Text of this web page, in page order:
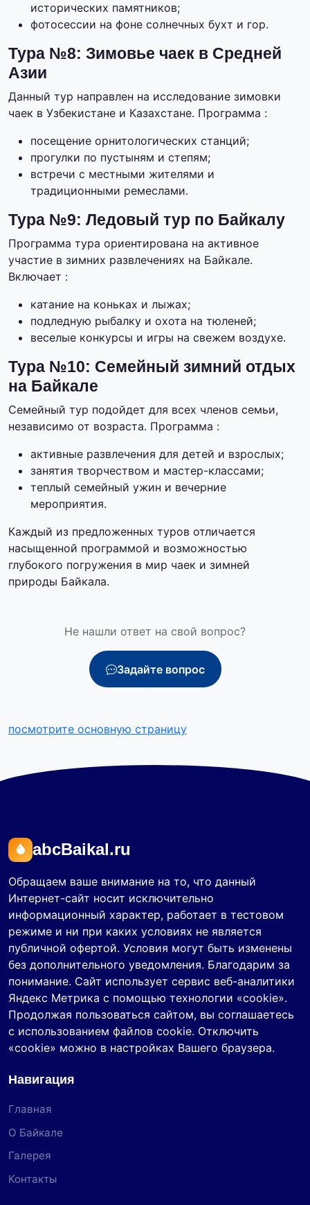
исторических памятников;
фотосессии на фоне солнечных бухт и гор.
Тура №8: Зимовье чаек в Средней
Азии
Данный тур направлен на исследование зимовки
чаек в Узбекистане и Казахстане. Программа :
посещение орнитологических станций;
прогулки по пустыням и степям;
встречи с местными жителями и
традиционными ремеслами.
Тура №9: Ледовый тур по Байкалу
Программа тура ориентирована на активное
участие в зимних развлечениях на Байкале.
Включает :
катание на коньках и лыжах;
подледную рыбалку и охота на тюленей;
веселые конкурсы и игры на свежем воздухе.
Тура №10: Семейный зимний отдых
на Байкале
Семейный тур подойдет для всех членов семьи,
независимо от возраста. Программа :
активные развлечения для детей и взрослых;
занятия творчеством и мастер-классами;
теплый семейный ужин и вечерние
мероприятия.
Каждый из предложенных туров отличается
насыщенной программой и возможностью
глубокого погружения в мир чаек и зимней
природы Байкала.
Не нашли ответ на свой вопрос?
Задайте вопрос
посмотрите основную страницу
abcBaikal.ru
Обращаем ваше внимание на то, что данный
Интернет-сайт носит исключительно
информационный характер, работает в тестовом
режиме и ни при каких условиях не является
публичной офертой. Условия могут быть изменены
без дополнительного уведомления. Благодарим за
понимание. Сайт использует сервис веб-аналитики
Яндекс Метрика с помощью технологии «cookie».
Продолжая пользоваться сайтом, вы соглашаетесь
с использованием файлов cookie. Отключить
«cookie» можно в настройках Вашего браузера.
Навигация
Главная
О Байкале
Галерея
Контакты